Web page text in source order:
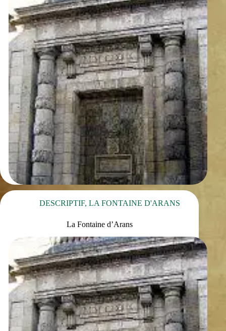
DESCRIPTIF, LA FONTAINE D'ARANS
La Fontaine d’Arans